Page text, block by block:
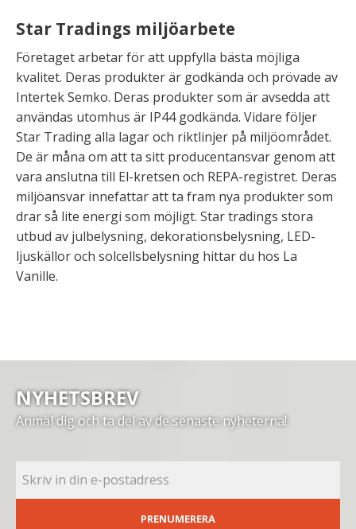
Star Tradings miljöarbete
Företaget arbetar för att uppfylla bästa möjliga
kvalitet. Deras produkter är godkända och prövade av
Intertek Semko. Deras produkter som är avsedda att
användas utomhus är IP44 godkända. Vidare följer
Star Trading alla lagar och riktlinjer på miljöområdet.
De är måna om att ta sitt producentansvar genom att
vara anslutna till El-kretsen och REPA-registret. Deras
miljöansvar innefattar att ta fram nya produkter som
drar så lite energi som möjligt. Star tradings stora
utbud av julbelysning, dekorationsbelysning, LED-
ljuskällor och solcellsbelysning hittar du hos La
Vanille.
NYHETSBREV
Anmäl dig och ta del av de senaste nyheterna!
PRENUMERERA